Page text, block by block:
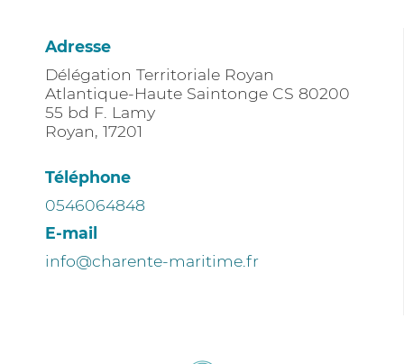
Adresse
Délégation Territoriale Royan
Atlantique-Haute Saintonge CS 80200
55 bd F. Lamy
Royan, 17201
Téléphone
0546064848
E-mail
info@charente-maritime.fr